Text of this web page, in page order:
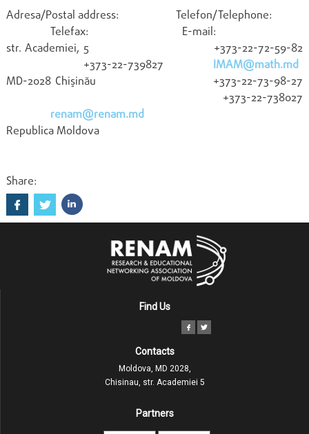
Adresa/Postal address: Telefon/Telephone:
Telefax: E-mail:
str. Academiei, 5 +373-22-72-59-82
+373-22-739827
IMAM@math.md
MD-2028 Chişinău +373-22-73-98-27
+373-22-738027
renam@renam.md
Republica Moldova
Share:
Find Us
Contacts
Moldova, MD 2028,
Chisinau, str. Academiei 5
Partners